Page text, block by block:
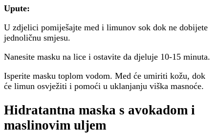
Upute:
U zdjelici pomiješajte med i limunov sok dok ne dobijete
jednoličnu smjesu.
Nanesite masku na lice i ostavite da djeluje 10-15 minuta.
Isperite masku toplom vodom. Med će umiriti kožu, dok
će limun osvježiti i pomoći u uklanjanju viška masnoće.
Hidratantna maska s avokadom i
maslinovim uljem